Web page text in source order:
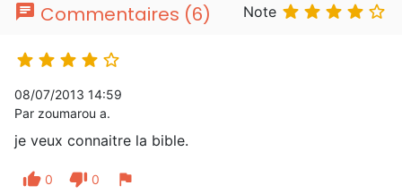
chat Commentaires (6) Note     
    
08/07/2013 14:59
Par zoumarou a.
je veux connaitre la bible.
thumb_up 0 thumb_down 0 flag